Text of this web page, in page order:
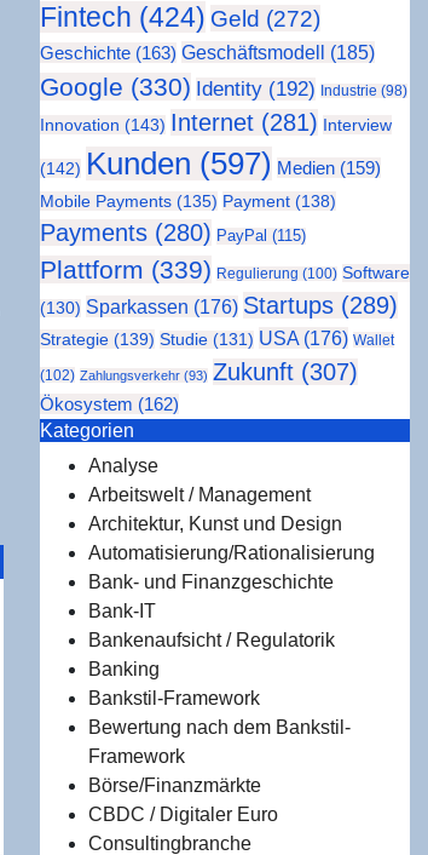
Fintech (424) Geld (272)
Geschichte (163) Geschäftsmodell (185)
Google (330) Identity (192) Industrie (98)
Innovation (143) Internet (281) Interview
(142) Kunden (597) Medien (159)
Mobile Payments (135) Payment (138)
Payments (280) PayPal (115)
Plattform (339) Regulierung (100) Software
(130) Sparkassen (176) Startups (289)
Strategie (139) Studie (131) USA (176) Wallet
(102) Zahlungsverkehr (93) Zukunft (307)
Ökosystem (162)
Kate­go­rien
Analyse
Arbeitswelt / Management
Architektur, Kunst und Design
Automatisierung/Rationalisierung
Bank- und Finanzgeschichte
Bank-IT
Bankenaufsicht / Regulatorik
Banking
Bankstil-Framework
Bewertung nach dem Bankstil-
Framework
Börse/Finanzmärkte
CBDC / Digitaler Euro
Consultingbranche